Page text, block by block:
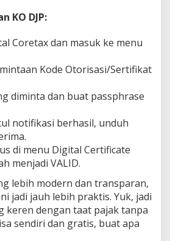
KO DJP:
Coretax dan masuk ke menu
Kode Otorisasi/Sertifikat
diminta dan buat passphrase
notifikasi berhasil, unduh
di menu Digital Certificate
menjadi VALID.
lebih modern dan transparan,
jadi jauh lebih praktis. Yuk, jadi
keren dengan taat pajak tanpa
sendiri dan gratis, buat apa